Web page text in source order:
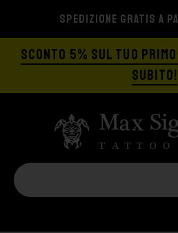
SPEDIZIONE GRATIS A
SCONTO 5% SUL TUO
SUBITO!